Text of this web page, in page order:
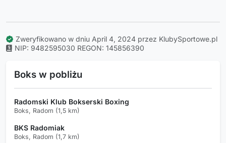
Zweryfikowano w dniu April 4, 2024 przez KlubySportowe.pl
NIP: 9482595030 REGON: 145856390
Boks w pobliżu
Radomski Klub Bokserski Boxing
Boks, Radom (1,5 km)
BKS Radomiak
Boks, Radom (1,7 km)